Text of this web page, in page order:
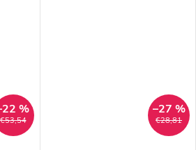
€53,54
%
€28,81
–27 %